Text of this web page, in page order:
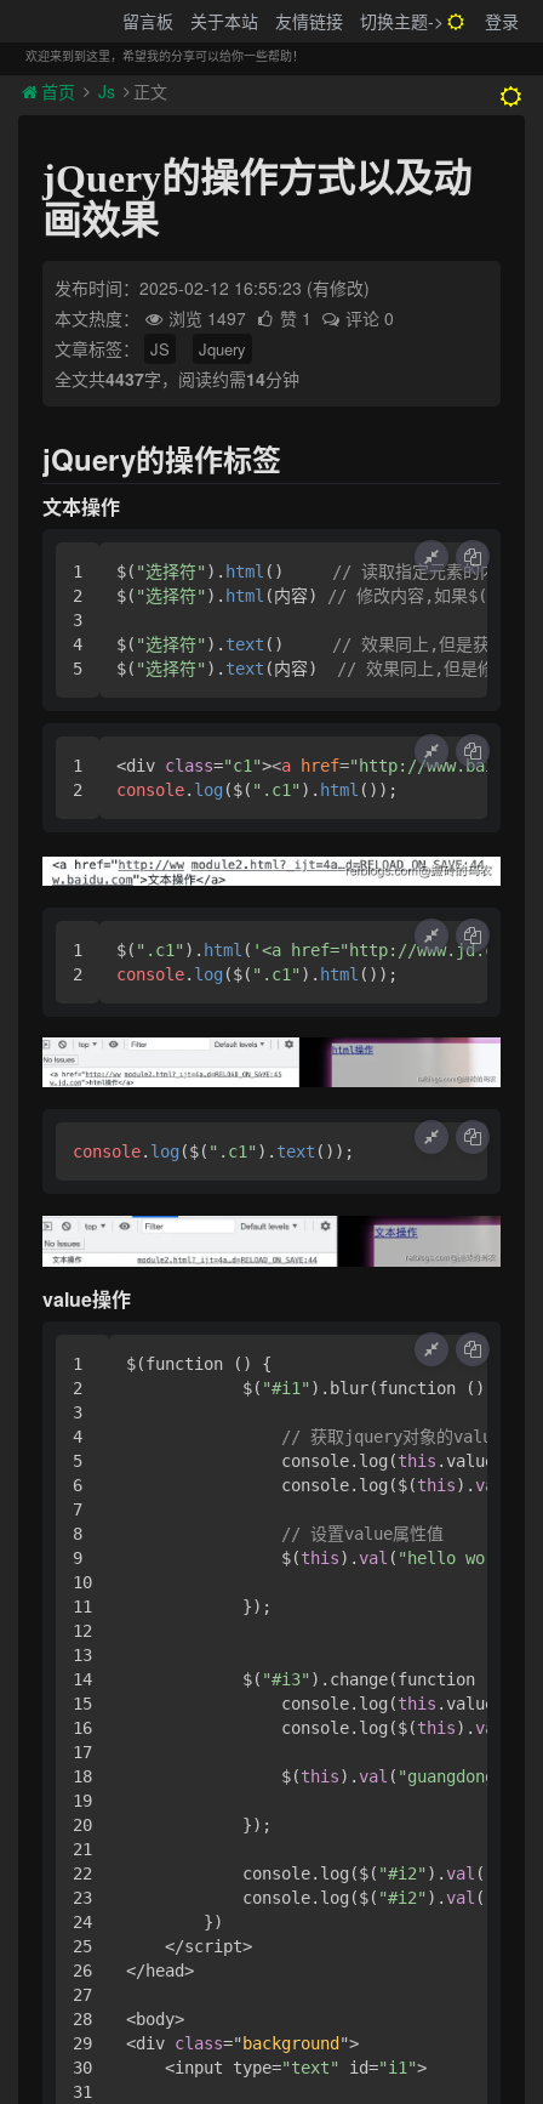
留言板 关于本站 友情链接 切换主题-> 登录
欢迎来到到这里，希望我的分享可以给你一些帮助！
首页 Js 正文
jQuery的操作方式以及动
画效果
发布时间：2025-02-12 16:55:23 (有修改)
本文热度：
浏览 1497 赞 1
评论 0
文章标签：
JS Jquery
全文共4437字，阅读约需14分钟
jQuery的操作标签
文本操作
1
2
3
4
$( "选择符" ). html ()
// 读取指定元素的内容,如
$( "选择符" ). html (内容) // 修改内容,如果$()函数
$( "选择符" ). text ()
// 效果同上,但是获取的
$( "选择符" ). text (内容) // 效果同上,但是修改的
1
<div class="c1"><a href="http://
console. log ($( ".c1" ). html ());
1
$( ".c1" ). html ( '<a href="http://
console. log ($( ".c1" ). html ());
console. log ($( ".c1" ). text ());
value操作
1
2
3
4
5
6
7
8
9
10
11
12
13
14
15
16
17
18
19
20
21
22
23
24
25
26
27
28
29
30
31
$(function () {
            $(
"#i1" ).blur(function () {
// 获取jquery对象的value属性
                console.log(
this .value);
                console.log($(
this). val
// 设置value属性值
                $(
this). val ( "hello world"
            });
            $(
"#i3" ).change(function () {
                console.log(
this .value);
                console.log($(
this). val
                $(
this). val ( "guangdong"
            });
            console.log($(
"#i2" ). val ());
            console.log($(
"#i2" ). val (
        })
    </script>
</head>
<body>
<div class=" background ">
    <input type=
"text" id="i1">